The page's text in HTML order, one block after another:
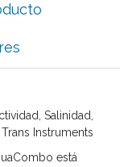
Salinidad,
Instruments
está